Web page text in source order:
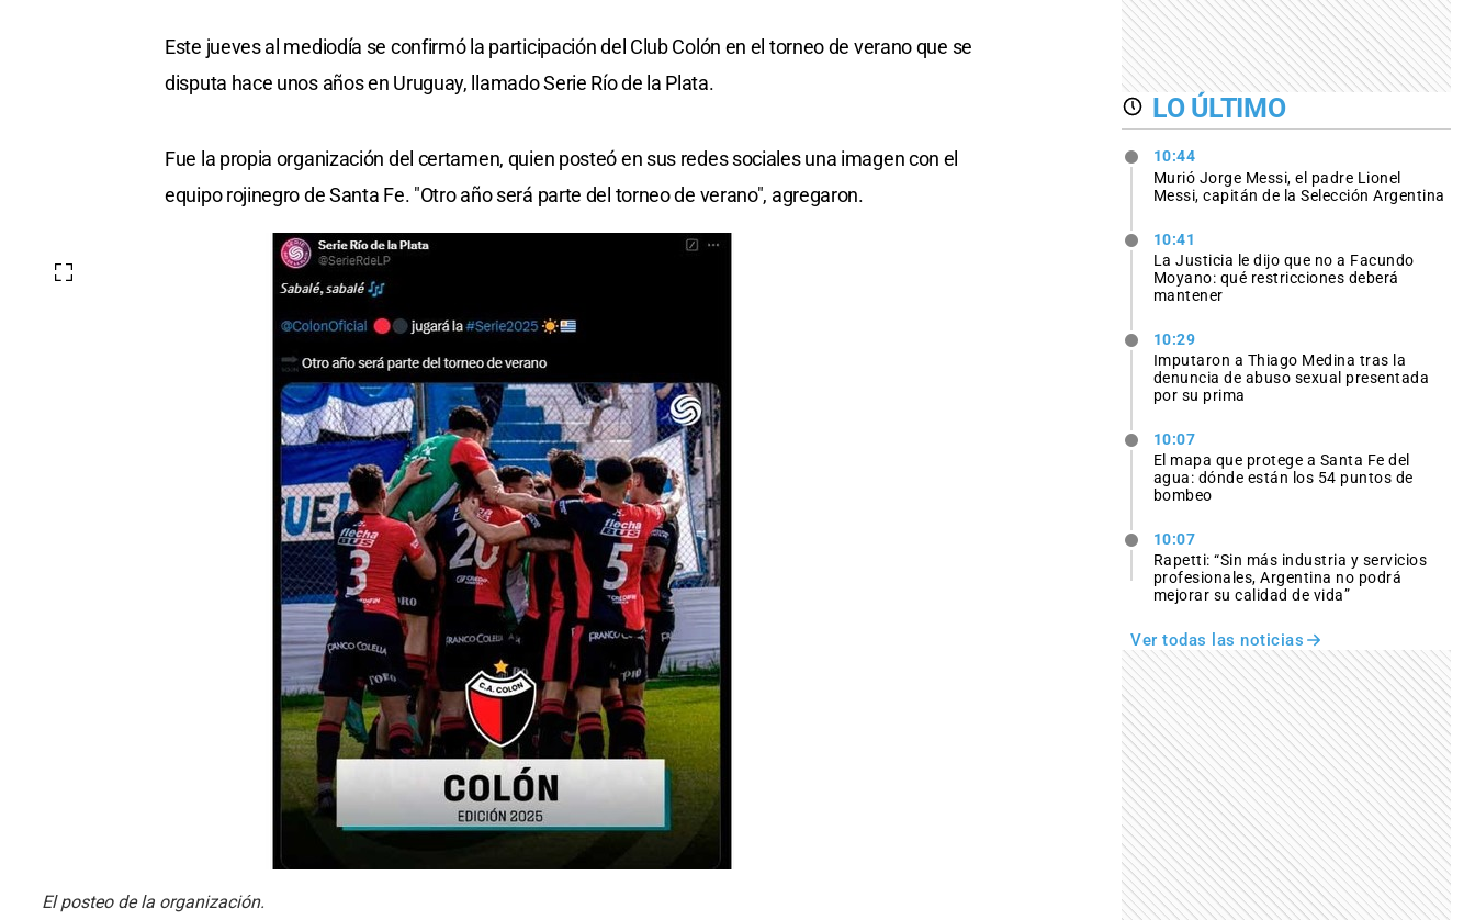
Este jueves al mediodía se confirmó la participación del Club Colón en el torneo de verano que se
disputa hace unos años en Uruguay, llamado Serie Río de la Plata.
Fue la propia organización del certamen, quien posteó en sus redes sociales una imagen con el
equipo rojinegro de Santa Fe. "Otro año será parte del torneo de verano", agregaron.
El posteo de la organización.
LO ÚLTIMO
10:44
Murió Jorge Messi, el padre Lionel
Messi, capitán de la Selección Argentina
10:41
La Justicia le dijo que no a Facundo
Moyano: qué restricciones deberá
mantener
10:29
Imputaron a Thiago Medina tras la
denuncia de abuso sexual presentada
por su prima
10:07
El mapa que protege a Santa Fe del
agua: dónde están los 54 puntos de
bombeo
10:07
Rapetti: “Sin más industria y servicios
profesionales, Argentina no podrá
mejorar su calidad de vida”
Ver todas las noticias